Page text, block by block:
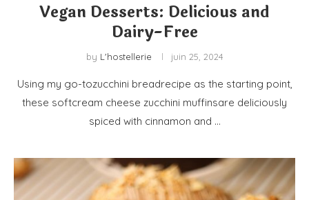
Vegan Desserts: Delicious and
Dairy-Free
by L'hostellerie juin 25, 2024
Using my go-tozucchini breadrecipe as the starting point,
these softcream cheese zucchini muffinsare deliciously
spiced with cinnamon and …